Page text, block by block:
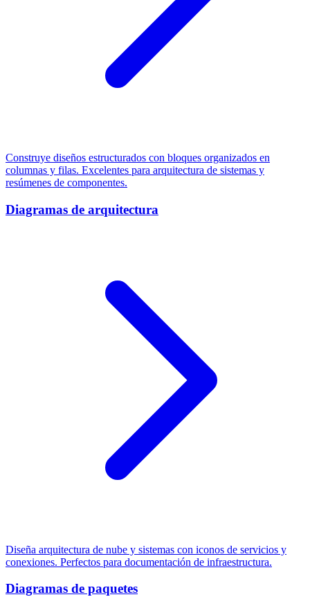
Construye diseños estructurados con bloques organizados en
columnas y filas. Excelentes para arquitectura de sistemas y
resúmenes de componentes.
Diagramas de arquitectura
Diseña arquitectura de nube y sistemas con iconos de servicios y
conexiones. Perfectos para documentación de infraestructura.
Diagramas de paquetes